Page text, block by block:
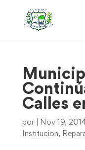
Calles
por Nov 19,
Institucion,